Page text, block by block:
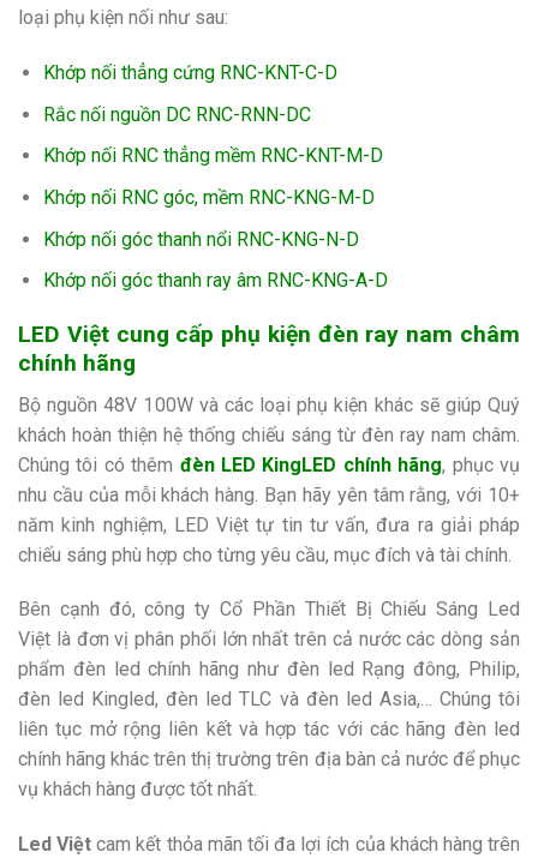
loại phụ kiện nối như sau:
Khớp nối thẳng cứng RNC-KNT-C-D
Rắc nối nguồn DC RNC-RNN-DC
Khớp nối RNC thẳng mềm RNC-KNT-M-D
Khớp nối RNC góc, mềm RNC-KNG-M-D
Khớp nối góc thanh nổi RNC-KNG-N-D
Khớp nối góc thanh ray âm RNC-KNG-A-D
LED Việt cung cấp phụ kiện đèn ray nam châm
chính hãng
Bộ nguồn 48V 100W và các loại phụ kiện khác sẽ giúp Quý
khách hoàn thiện hệ thống chiếu sáng từ đèn ray nam châm.
Chúng tôi có thêm đèn LED KingLED chính hãng, phục vụ
nhu cầu của mỗi khách hàng. Bạn hãy yên tâm rằng, với 10+
năm kinh nghiệm, LED Việt tự tin tư vấn, đưa ra giải pháp
chiếu sáng phù hợp cho từng yêu cầu, mục đích và tài chính.
Bên cạnh đó, công ty Cổ Phần Thiết Bị Chiếu Sáng Led
Việt là đơn vị phân phối lớn nhất trên cả nước các dòng sản
phẩm đèn led chính hãng như đèn led Rạng đông, Philip,
đèn led Kingled, đèn led TLC và đèn led Asia,… Chúng tôi
liên tục mở rộng liên kết và hợp tác với các hãng đèn led
chính hãng khác trên thị trường trên địa bàn cả nước để phục
vụ khách hàng được tốt nhất.
Led Việtcam kết thỏa mãn tối đa lợi ích của khách hàng trên